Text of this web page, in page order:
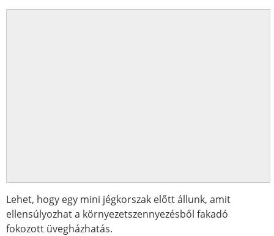
Lehet, hogy egy mini jégkorszak előtt állunk, amit
ellensúlyozhat a környezetszennyezésből fakadó
fokozott üvegházhatás.